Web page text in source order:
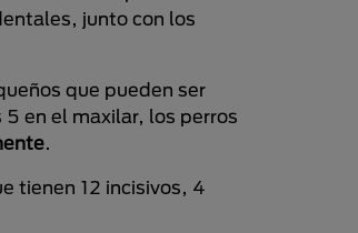
junto con los
que pueden ser
en el maxilar, los perros
.
tienen 12 incisivos, 4